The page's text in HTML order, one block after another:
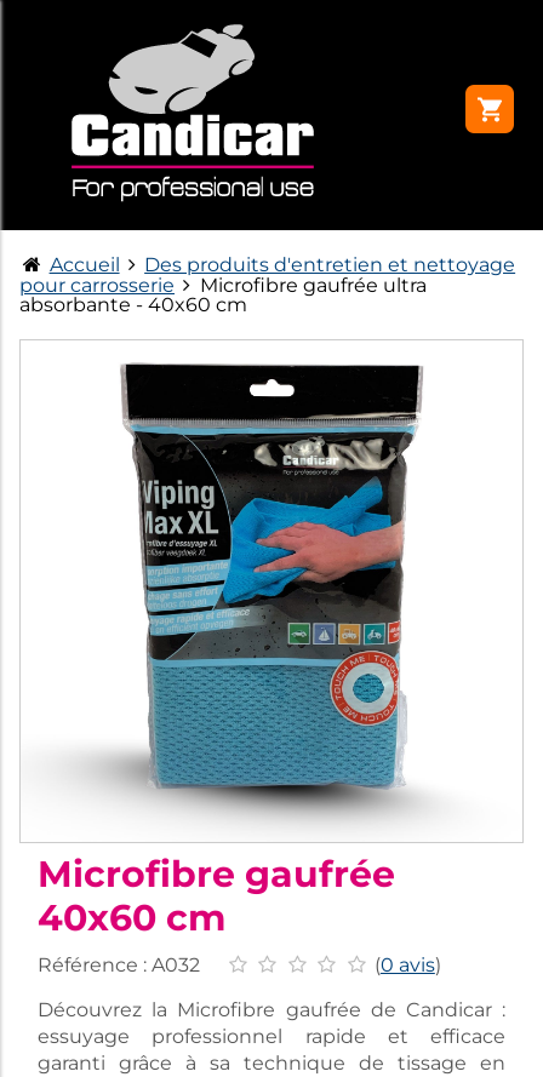
Accueil
Des produits d'entretien et nettoyage
pour carrosserie
Microfibre gaufrée ultra
absorbante - 40x60 cm
Microfibre gaufrée
40x60 cm
Référence : A032 (0 avis)
Découvrez la Microfibre gaufrée de Candicar :
essuyage professionnel rapide et efficace
garanti grâce à sa technique de tissage en